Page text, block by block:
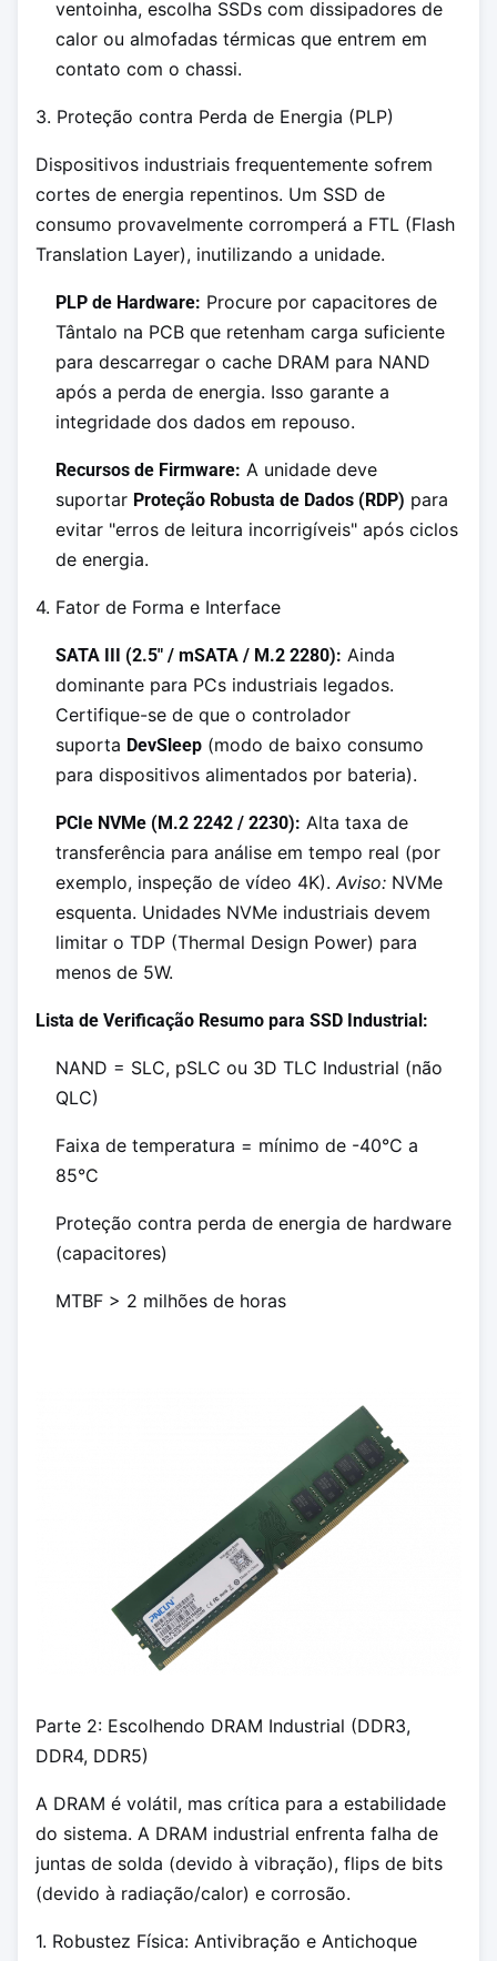
ventoinha, escolha SSDs com dissipadores de
calor ou almofadas térmicas que entrem em
contato com o chassi.
3. Proteção contra Perda de Energia (PLP)
Dispositivos industriais frequentemente sofrem
cortes de energia repentinos. Um SSD de
consumo provavelmente corromperá a FTL (Flash
Translation Layer), inutilizando a unidade.
PLP de Hardware: Procure por capacitores de
Tântalo na PCB que retenham carga suficiente
para descarregar o cache DRAM para NAND
após a perda de energia. Isso garante a
integridade dos dados em repouso.
Recursos de Firmware: A unidade deve
suportar Proteção Robusta de Dados (RDP) para
evitar "erros de leitura incorrigíveis" após ciclos
de energia.
4. Fator de Forma e Interface
SATA III (2.5" / mSATA / M.2 2280): Ainda
dominante para PCs industriais legados.
Certifique-se de que o controlador
suporta DevSleep (modo de baixo consumo
para dispositivos alimentados por bateria).
PCIe NVMe (M.2 2242 / 2230): Alta taxa de
transferência para análise em tempo real (por
exemplo, inspeção de vídeo 4K).Aviso: NVMe
esquenta. Unidades NVMe industriais devem
limitar o TDP (Thermal Design Power) para
menos de 5W.
Lista de Verificação Resumo para SSD Industrial:
NAND = SLC, pSLC ou 3D TLC Industrial (não
QLC)
Faixa de temperatura = mínimo de -40°C a
85°C
Proteção contra perda de energia de hardware
(capacitores)
MTBF > 2 milhões de horas
Parte 2: Escolhendo DRAM Industrial (DDR3,
DDR4, DDR5)
A DRAM é volátil, mas crítica para a estabilidade
do sistema. A DRAM industrial enfrenta falha de
juntas de solda (devido à vibração), flips de bits
(devido à radiação/calor) e corrosão.
1. Robustez Física: Antivibração e Antichoque